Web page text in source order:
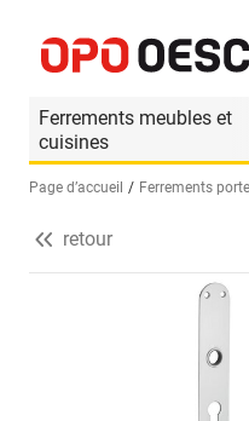
Ferrements meubles et
cuisines
Sélectionnez une langue
Page d’accueil Ferrements
Informations produit
retour